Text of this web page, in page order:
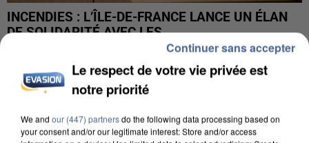
INCENDIES : L’ÎLE-DE-FRANCE LANCE UN ÉLAN
DE SOLIDARITÉ AVEC LES...
Le respect de votre vie privée est
notre priorité
We and our (447) partnersdo the following data processing based on
your consent and/or our legitimate interest: Store and/or access
Continuer sans accepter